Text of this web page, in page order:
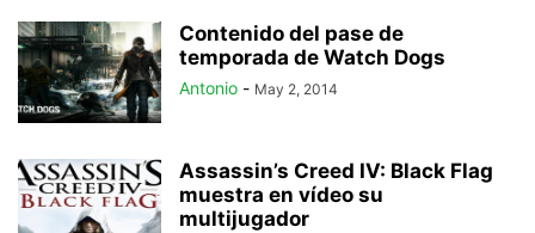
Contenido del pase de
temporada de Watch Dogs
Antonio - May 2, 2014
Assassin’s Creed IV: Black Flag
muestra en vídeo su
multijugador